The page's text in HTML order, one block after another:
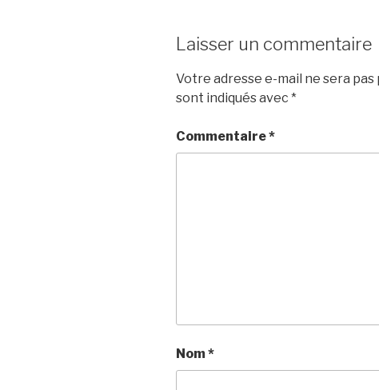
Laisser un commentaire
Votre adresse e-mail ne sera pas
sont indiqués avec *
Commentaire*
Nom*